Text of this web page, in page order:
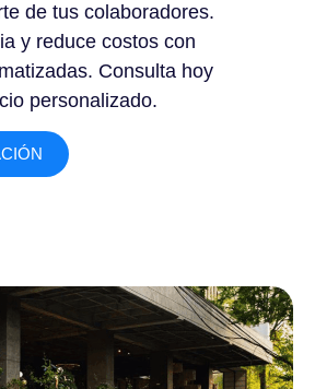
de tus colaboradores.
y reduce costos con
Consulta hoy
personalizado.